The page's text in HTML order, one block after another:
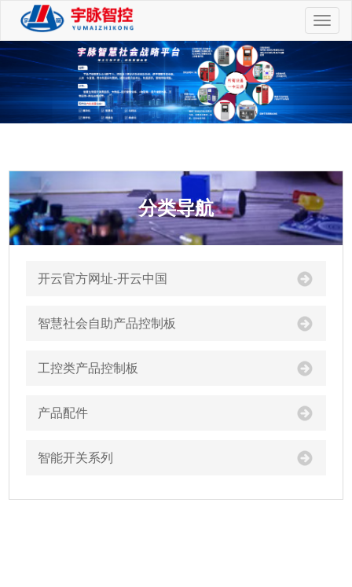
切
换
航
分类导航
开云官方网址-开云中国
智慧社会自助产品控制板
工控类产品控制板
产品配件
智能开关系列